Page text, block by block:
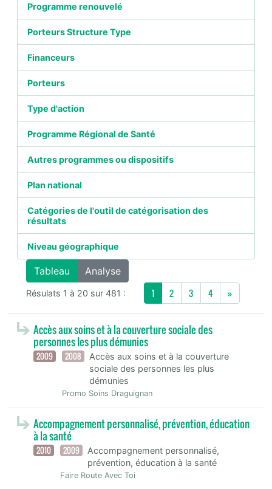
Programme renouvelé
Porteurs Structure Type
Financeurs
Porteurs
Type d'action
Programme Régional de Santé
Autres programmes ou dispositifs
Plan national
Catégories de l'outil de catégorisation des
résultats
Niveau géographique
Tableau Analyse
Résulats 1 à 20 sur 481 : 1 2 3 4 »Next
Accès aux soins et à la couverture sociale des
personnes les plus démunies
2009 2008
Accès aux soins et à la couverture
sociale des personnes les plus
démunies
Promo Soins Draguignan
Accompagnement personnalisé, prévention, éducation
à la santé
2010 2009
Accompagnement personnalisé,
prévention, éducation à la santé
Faire Route Avec Toi